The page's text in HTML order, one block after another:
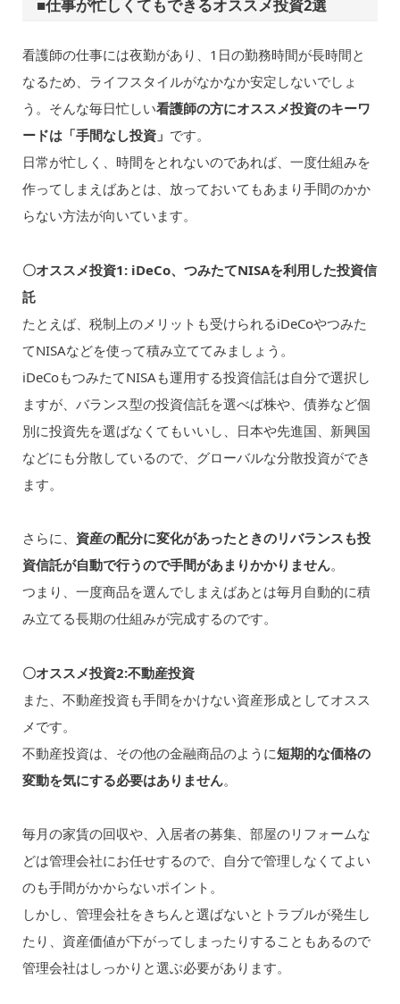
■仕事が忙しくてもできるオススメ投資2選
看護師の仕事には夜勤があり、1日の勤務時間が長時間と
なるため、ライフスタイルがなかなか安定しないでしょ
う。そんな毎日忙しい看護師の方にオススメ投資のキーワ
ードは「手間なし投資」 です。
日常が忙しく、時間をとれないのであれば、一度仕組みを
作ってしまえばあとは、放っておいてもあまり手間のかか
らない方法が向いています。
〇オススメ投資1: iDeCo、つみたてNISAを利用した投資信
託
たとえば、税制上のメリットも受けられるiDeCoやつみた
てNISAなどを使って積み立ててみましょう。
iDeCoもつみたてNISAも運用する投資信託は自分で選択し
ますが、バランス型の投資信託を選べば株や、債券など個
別に投資先を選ばなくてもいいし、日本や先進国、新興国
などにも分散しているので、グローバルな分散投資ができ
ます。
さらに、 資産の配分に変化があったときのリバランスも投
資信託が自動で行うので手間があまりかかりません。
つまり、一度商品を選んでしまえばあとは毎月自動的に積
み立てる長期の仕組みが完成するのです。
〇オススメ投資2:不動産投資
また、不動産投資も手間をかけない資産形成としてオスス
メです。
不動産投資は、その他の金融商品のように短期的な価格の
変動を気にする必要はありません。
毎月の家賃の回収や、入居者の募集、部屋のリフォームな
どは管理会社にお任せするので、自分で管理しなくてよい
のも手間がかからないポイント。
しかし、管理会社をきちんと選ばないとトラブルが発生し
たり、資産価値が下がってしまったりすることもあるので
管理会社はしっかりと選ぶ必要があります。